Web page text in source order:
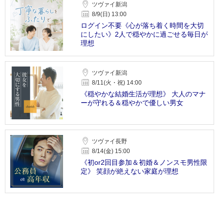
ツヴァイ新潟
8/9(日) 13:00
ログイン不要《心が落ち着く時間を大切
にしたい》2人で穏やかに過ごせる毎日が
理想
ツヴァイ新潟
8/11(火・祝) 14:00
《穏やかな結婚生活が理想》 大人のマナ
ーが守れる＆穏やかで優しい男女
ツヴァイ長野
8/14(金) 15:00
《初or2回目参加＆初婚＆ノンスモ男性限
定》 笑顔が絶えない家庭が理想